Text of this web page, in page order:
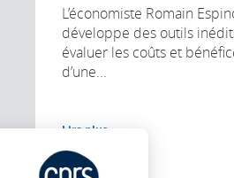
L’économiste Romain
développe des outils
évaluer les coûts et
d’une...
Lire plus